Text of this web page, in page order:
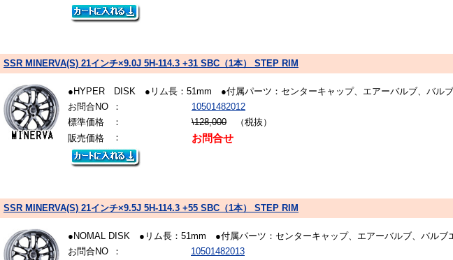
SSR MINERVA(S) 21インチ×9.0J 5H-114.3 +31 SBC（1本） STEP RIM
●HYPER DISK ●リム長：51mm ●付属パーツ：センターキャップ、エアーバルブ、バル
お問合NO
：
10501482012
標準価格
： \128,000 （税抜）
販売価格
： お問合せ
SSR MINERVA(S) 21インチ×9.5J 5H-114.3 +55 SBC（1本） STEP RIM
●NOMAL DISK ●リム長：51mm ●付属パーツ：センターキャップ、エアーバルブ、バルブ
お問合NO
：
10501482013